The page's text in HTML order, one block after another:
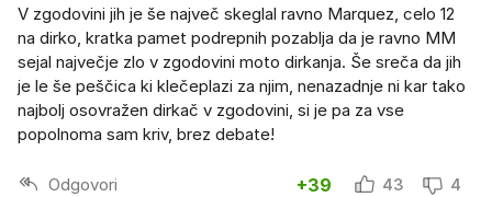
V zgodovini jih je še največ skeglal ravno Marquez, celo 12
na dirko, kratka pamet podrepnih pozablja da je ravno MM
sejal največje zlo v zgodovini moto dirkanja. Še sreča da jih
je le še peščica ki klečeplazi za njim, nenazadnje ni kar tako
najbolj osovražen dirkač v zgodovini, si je pa za vse
popolnoma sam kriv, brez debate!
Odgovori +39 43 4